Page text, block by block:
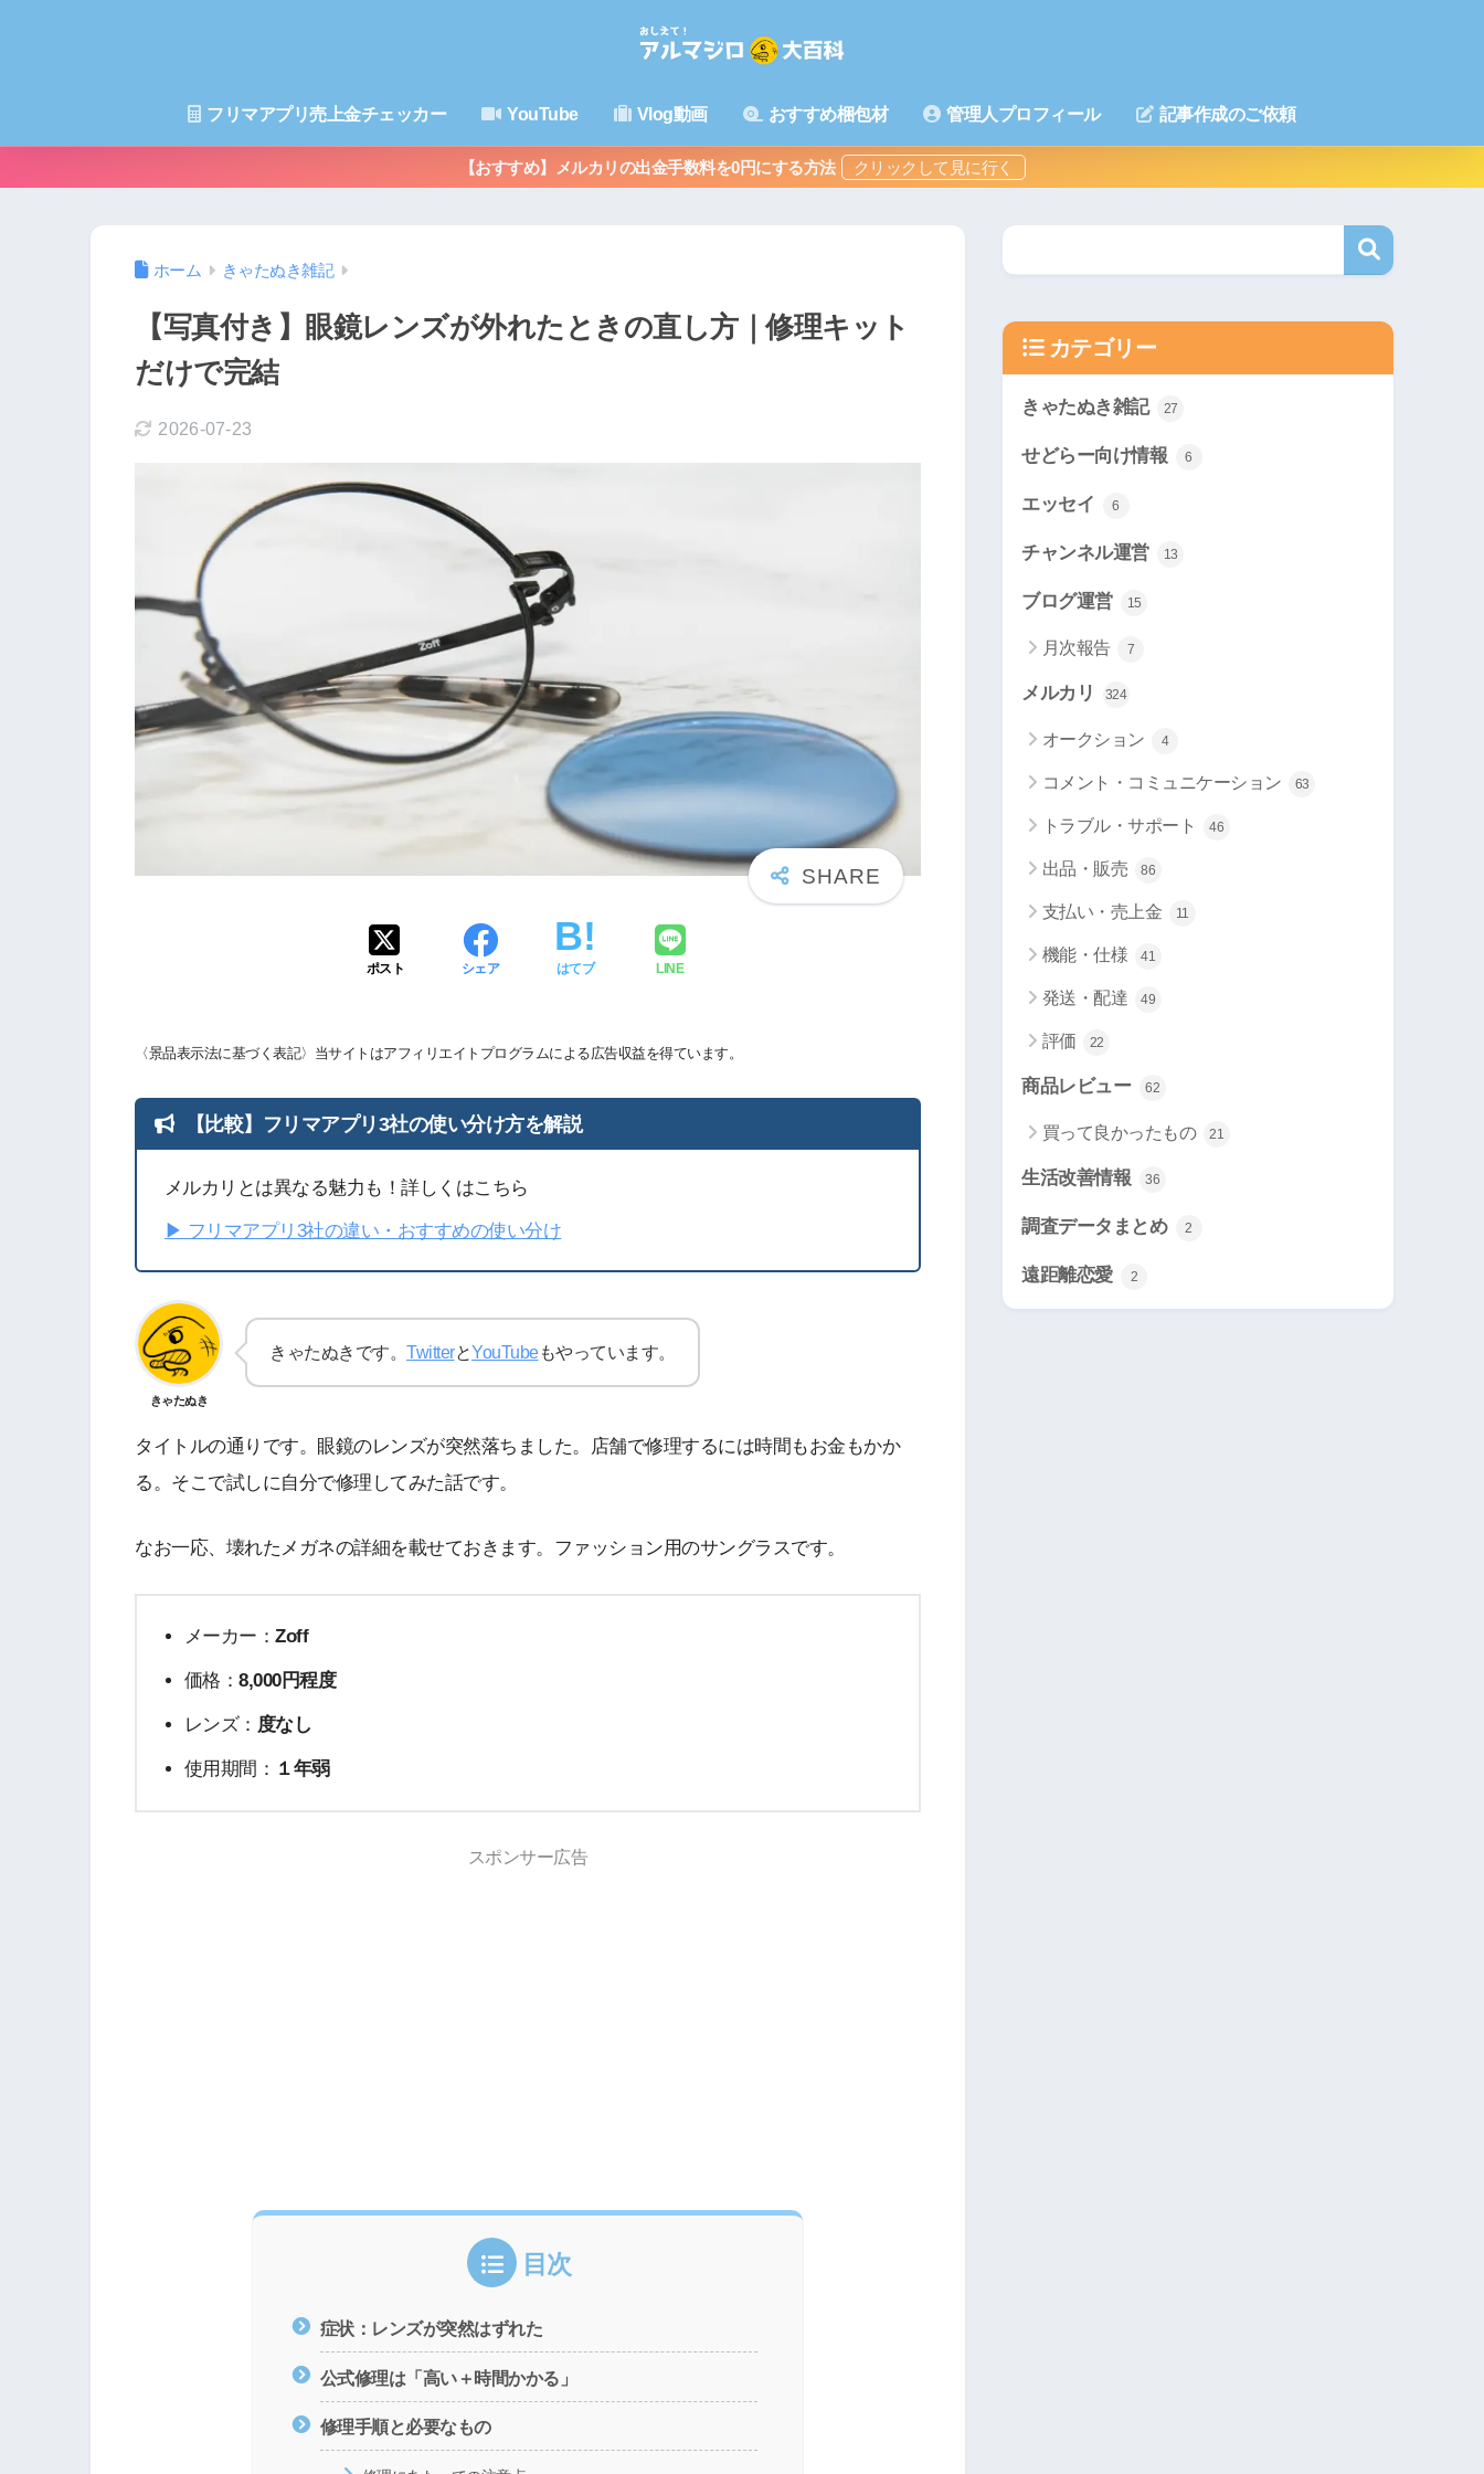
フリマアプリ売上金チェッカー YouTube Vlog動画 おすすめ梱包材 管理人プロフィール 記事作成のご依頼
【おすすめ】メルカリの出金手数料を0円にする方法
ホーム きゃたぬき雑記
【写真付き】眼鏡レンズが外れたときの直し方｜修理キット
だけで完結
2026-07-23
ポスト シェア はてブ LINE
〈景品表示法に基づく表記〉当サイトはアフィリエイトプログラムによる広告収益を得ています。
【比較】フリマアプリ3社の使い分け方を解説
メルカリとは異なる魅力も！詳しくはこちら
▶︎ フリマアプリ3社の違い・おすすめの使い分け
きゃたぬき
きゃたぬきです。 TwitterとYouTubeもやっています。
タイトルの通りです。眼鏡のレンズが突然落ちました。店舗で修理するには時間もお金もかか
る。そこで試しに自分で修理してみた話です。
なお一応、壊れたメガネの詳細を載せておきます。ファッション用のサングラスです。
メーカー：Zoff
価格：8,000円程度
レンズ： 度なし
使用期間： １年弱
スポンサー広告
目次
症状：レンズが突然はずれた
公式修理は「高い＋時間かかる」
修理手順と必要なもの
カテゴリー
きゃたぬき雑記 27
せどらー向け情報 6
エッセイ 6
チャンネル運営 13
ブログ運営 15
月次報告 7
メルカリ 324
オークション 4
コメント・コミュニケーション 63
トラブル・サポート 46
出品・販売 86
支払い・売上金 11
機能・仕様 41
発送・配達 49
評価 22
商品レビュー 62
買って良かったもの 21
生活改善情報 36
調査データまとめ 2
遠距離恋愛 2